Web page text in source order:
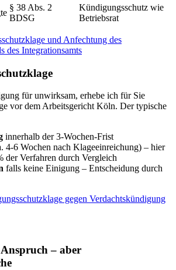
§ 38 Abs. 2
BDSG
Kündigungsschutz wie
Betriebsrat
und Anfechtung des
des Integrationsamts
für unwirksam, erhebe ich für Sie
vor dem Arbeitsgericht Köln. Der typische
innerhalb der 3-Wochen-Frist
4-6 Wochen nach Klageeinreichung) – hier
der Verfahren durch Vergleich
falls keine Einigung – Entscheidung durch
gegen Verdachtskündigung
– aber